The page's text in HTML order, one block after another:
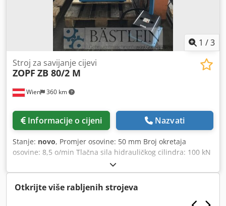
1 /3
Wien 360 km
Stroj za savijanje cijevi
ZOPF ZB 80/2 M
Informacije o cijeni Nazvati
Stanje: novo, Promjer osovine: 50 mm Broj okretaja
osovine: 8,5 o/min Tlačna sila hidrauličkog cilindra: 100 kN
Promjer valjka: 162 mm Pogon: 1,5 kW Dimenzije D-Š-V:
1100x800x1500 mm Težina: 450 kg Oprema/pribor: - Dva
pogonska valjka - Ručno pomicanje - Dvije brzine - Položaj
rada horizontalno i vertikalno - Ležajevi osovina s
Otkrijte više rabljenih strojeva